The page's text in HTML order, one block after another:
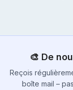
🎨 De
Reçois
boîte mail –